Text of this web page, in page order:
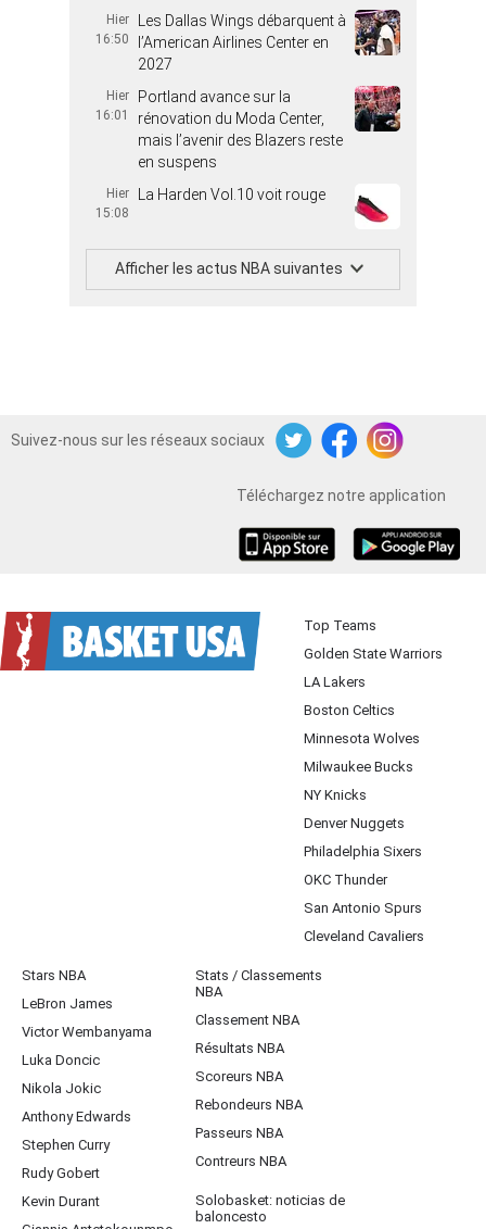
Hier
16:50
Les Dallas Wings débarquent à
l’American Airlines Center en
2027
Hier
16:01
Portland avance sur la
rénovation du Moda Center,
mais l’avenir des Blazers reste
en suspens
Hier
15:08
La Harden Vol.10 voit rouge
Afficher les actus NBA suivantes
Suivez-nous sur les réseaux sociaux
TwitterFacebookInstagram
Téléchargez notre application
Top Teams
Golden State Warriors
LA Lakers
Boston Celtics
Minnesota Wolves
Milwaukee Bucks
NY Knicks
Denver Nuggets
Philadelphia Sixers
OKC Thunder
San Antonio Spurs
Cleveland Cavaliers
Stars NBA
LeBron James
Victor Wembanyama
Luka Doncic
Nikola Jokic
Anthony Edwards
Stephen Curry
Rudy Gobert
Kevin Durant
Stats / Classements
NBA
Classement NBA
Résultats NBA
Scoreurs NBA
Rebondeurs NBA
Passeurs NBA
Contreurs NBA
Solobasket: noticias de
baloncesto